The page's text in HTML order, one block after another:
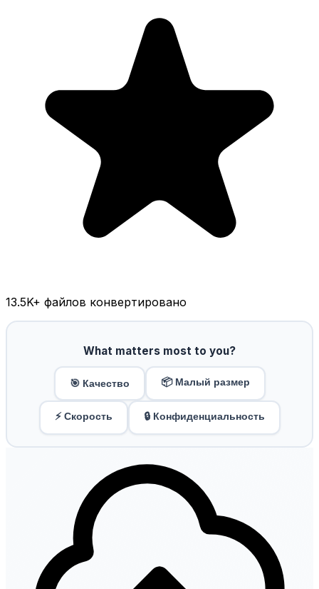
13.5K+ файлов конвертировано
What matters most to you?
🎯 Качество 📦 Малый размер
⚡ Скорость 🔒 Конфиденциальность